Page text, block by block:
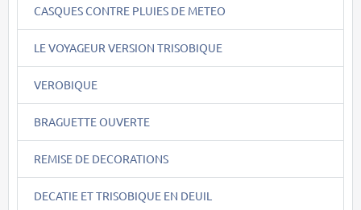
CASQUES CONTRE PLUIES DE METEO
LE VOYAGEUR VERSION TRISOBIQUE
VEROBIQUE
BRAGUETTE OUVERTE
REMISE DE DECORATIONS
DECATIE ET TRISOBIQUE EN DEUIL